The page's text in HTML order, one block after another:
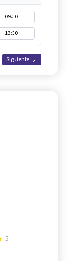
09:30
13:30
Siguiente
5